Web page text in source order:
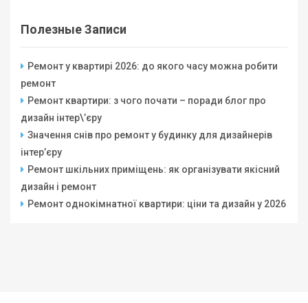
Полезные Записи
Ремонт у квартирі 2026: до якого часу можна робити
ремонт
Ремонт квартири: з чого почати – поради блог про
дизайн інтер\’єру
Значення снів про ремонт у будинку для дизайнерів
інтер’єру
Ремонт шкільних приміщень: як організувати якісний
дизайн і ремонт
Ремонт однокімнатної квартири: ціни та дизайн у 2026